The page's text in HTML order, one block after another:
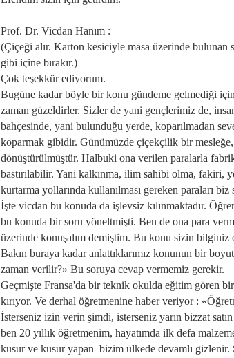
Prof. Dr. Vicdan Hanım :
(Çiçeği alır. Karton kesiciyle masa üzerinde bulunan
gibi içine bırakır.)
Çok teşekkür ediyorum.
Bugüne kadar böyle bir konu gündeme gelmediği için
zaman güzeldirler. Sizler de yani gençlerimiz de,
bahçesinde, yani bulunduğu yerde, koparılmadan
koparmak gibidir. Günümüzde çiçekçilik bir
dönüştürülmüştür. Halbuki ona verilen paralarla
bastırılabilir. Yani kalkınma, ilim sahibi olma, fakiri,
kurtarma yollarında kullanılması gereken paraları
İşte vicdan bu konuda da işlevsiz kılınmaktadır.
bu konuda bir soru yöneltmişti. Ben de ona para
üzerinde konuşalım demiştim. Bu konu sizin bilginiz
Bakın buraya kadar anlattıklarımız konunun bir
zaman verilir?» Bu soruya cevap vermemiz gerekir.
Geçmişte Fransa'da bir teknik okulda eğitim gören bir
kırıyor. Ve derhal öğretmenine haber veriyor :
İsterseniz izin verin şimdi, isterseniz yarın bizzat
ben 20 yıllık öğretmenim, hayatımda ilk defa
kusur ve kusur yapan bizim ülkede devamlı gizlenir.